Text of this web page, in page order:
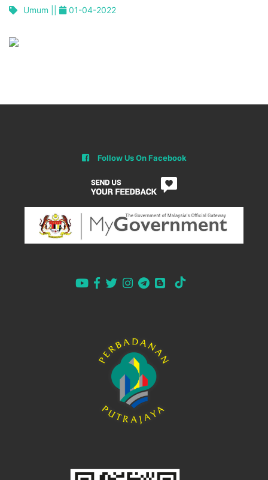
Umum || 01-04-2022
Follow Us On Facebook